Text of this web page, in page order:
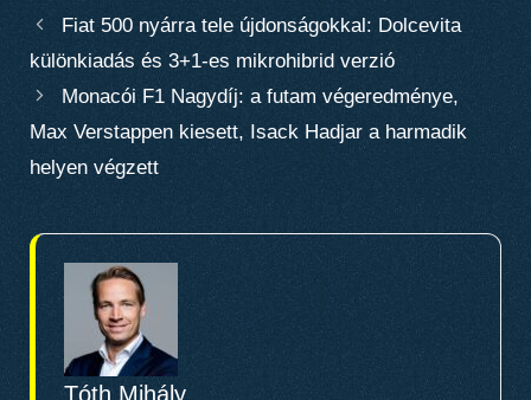
Fiat 500 nyárra tele újdonságokkal: Dolcevita
különkiadás és 3+1-es mikrohibrid verzió
Monacói F1 Nagydíj: a futam végeredménye,
Max Verstappen kiesett, Isack Hadjar a harmadik
helyen végzett
Tóth Mihály